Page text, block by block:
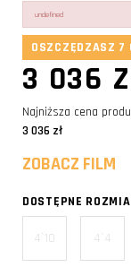
undefined
OSZCZĘDZASZ
3 036
Najniższa cena
3 036 zł
ZOBACZ FILM
DOSTĘPNE
4`10 4`4